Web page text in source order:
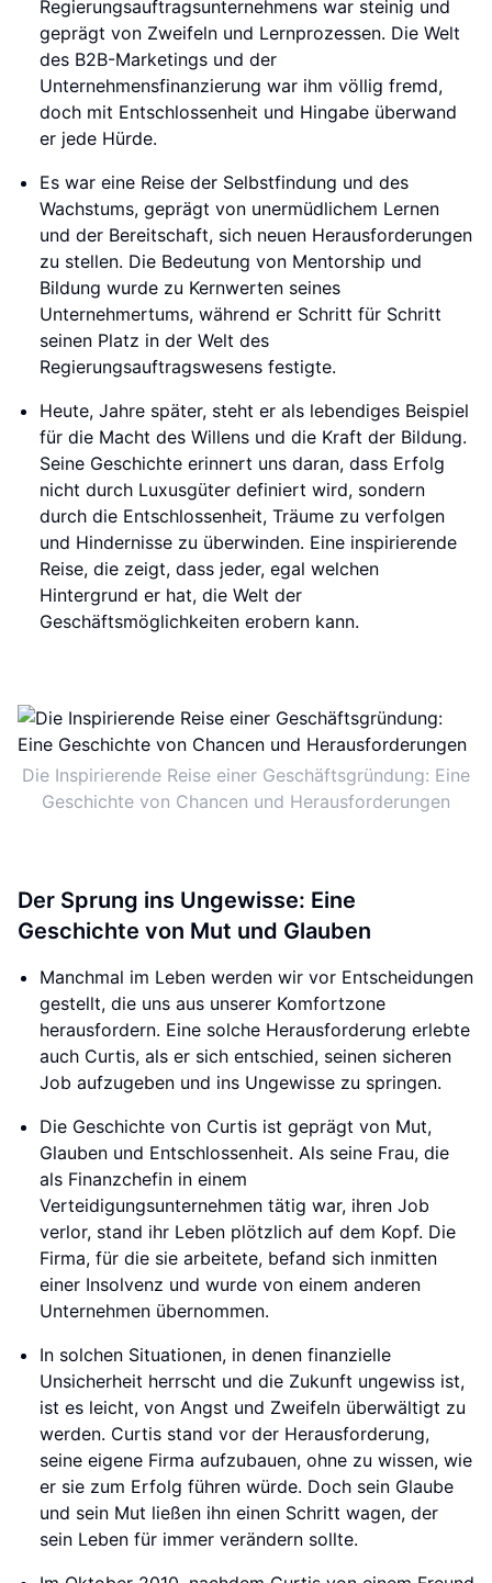
Regierungsauftragsunternehmens war steinig und
geprägt von Zweifeln und Lernprozessen. Die Welt
des B2B-Marketings und der
Unternehmensfinanzierung war ihm völlig fremd,
doch mit Entschlossenheit und Hingabe überwand
er jede Hürde.
Es war eine Reise der Selbstfindung und des
Wachstums, geprägt von unermüdlichem Lernen
und der Bereitschaft, sich neuen Herausforderungen
zu stellen. Die Bedeutung von Mentorship und
Bildung wurde zu Kernwerten seines
Unternehmertums, während er Schritt für Schritt
seinen Platz in der Welt des
Regierungsauftragswesens festigte.
Heute, Jahre später, steht er als lebendiges Beispiel
für die Macht des Willens und die Kraft der Bildung.
Seine Geschichte erinnert uns daran, dass Erfolg
nicht durch Luxusgüter definiert wird, sondern
durch die Entschlossenheit, Träume zu verfolgen
und Hindernisse zu überwinden. Eine inspirierende
Reise, die zeigt, dass jeder, egal welchen
Hintergrund er hat, die Welt der
Geschäftsmöglichkeiten erobern kann.
Die Inspirierende Reise einer Geschäftsgründung: Eine
Geschichte von Chancen und Herausforderungen
Der Sprung ins Ungewisse: Eine
Geschichte von Mut und Glauben
Manchmal im Leben werden wir vor Entscheidungen
gestellt, die uns aus unserer Komfortzone
herausfordern. Eine solche Herausforderung erlebte
auch Curtis, als er sich entschied, seinen sicheren
Job aufzugeben und ins Ungewisse zu springen.
Die Geschichte von Curtis ist geprägt von Mut,
Glauben und Entschlossenheit. Als seine Frau, die
als Finanzchefin in einem
Verteidigungsunternehmen tätig war, ihren Job
verlor, stand ihr Leben plötzlich auf dem Kopf. Die
Firma, für die sie arbeitete, befand sich inmitten
einer Insolvenz und wurde von einem anderen
Unternehmen übernommen.
In solchen Situationen, in denen finanzielle
Unsicherheit herrscht und die Zukunft ungewiss ist,
ist es leicht, von Angst und Zweifeln überwältigt zu
werden. Curtis stand vor der Herausforderung,
seine eigene Firma aufzubauen, ohne zu wissen, wie
er sie zum Erfolg führen würde. Doch sein Glaube
und sein Mut ließen ihn einen Schritt wagen, der
sein Leben für immer verändern sollte.